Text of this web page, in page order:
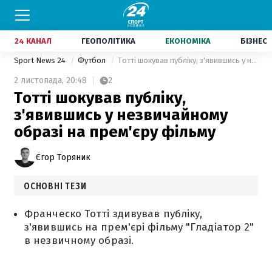
24 КАНАЛ ГЕОПОЛІТИКА ЕКОНОМІКА БІЗНЕС
Sport News 24 Футбол Тотті шокував публіку, з'явившись у незвичайному образі на прем'єру фільму
2 листопада, 20:48 2
Тотті шокував публіку,
з'явившись у незвичайному
образі на прем'єру фільму
Єгор Торяник
ОСНОВНІ ТЕЗИ
Франческо Тотті здивував публіку,
з'явившись на прем'єрі фільму "Гладіатор 2"
в незвичному образі.